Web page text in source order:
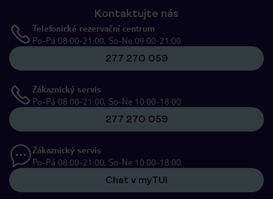
Kontaktujte nás
Telefonické rezervační centrum
Po-Pá 08:00-21:00, So-Ne 09:00-21:00
277 270 059
Zákaznický servis
Po-Pá 08:00-21:00, So-Ne 10:00-18:00
277 270 059
Zákaznický servis
Po-Pá 08:00-21:00, So-Ne 10:00-18:00
Chat v myTUI